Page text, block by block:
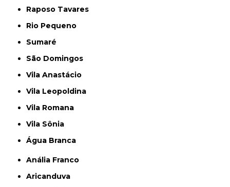
Raposo Tavares
Rio Pequeno
Sumaré
São Domingos
Vila Anastácio
Vila Leopoldina
Vila Romana
Vila Sônia
Água Branca
Anália Franco
Aricanduva